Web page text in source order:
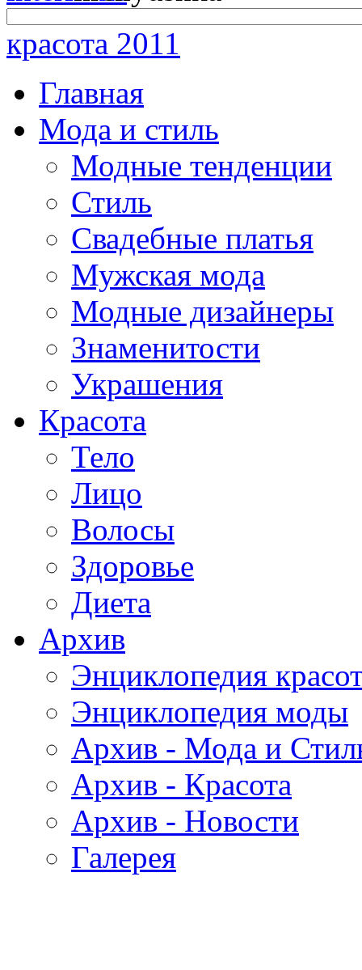
красота 2011
Главная
Мода и стиль
Модные тенденции
Стиль
Свадебные платья
Мужская мода
Модные дизайнеры
Знаменитости
Украшения
Красота
Тело
Лицо
Волосы
Здоровье
Диета
Архив
Энциклопедия
Энциклопедия моды
Архив - Мода и
Архив - Красота
Архив - Новости
Галерея